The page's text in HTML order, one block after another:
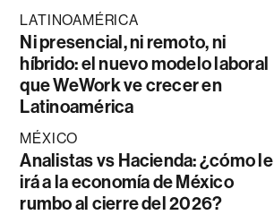
LATINOAMÉRICA
Ni presencial, ni remoto, ni
híbrido: el nuevo modelo laboral
que WeWork ve crecer en
Latinoamérica
MÉXICO
Analistas vs Hacienda: ¿cómo le
irá a la economía de México
rumbo al cierre del 2026?